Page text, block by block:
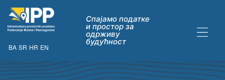
BA SR HR EN
Спајамо податке
и простор за
одрживу
будућност